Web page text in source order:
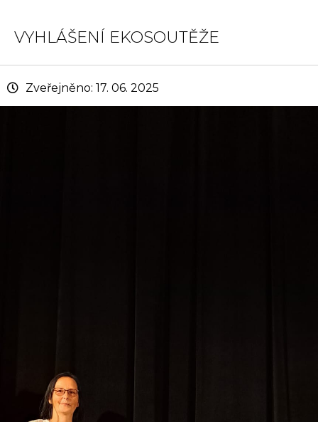
VYHLÁŠENÍ EKOSOUTĚŽE
Zveřejněno: 17. 06. 2025